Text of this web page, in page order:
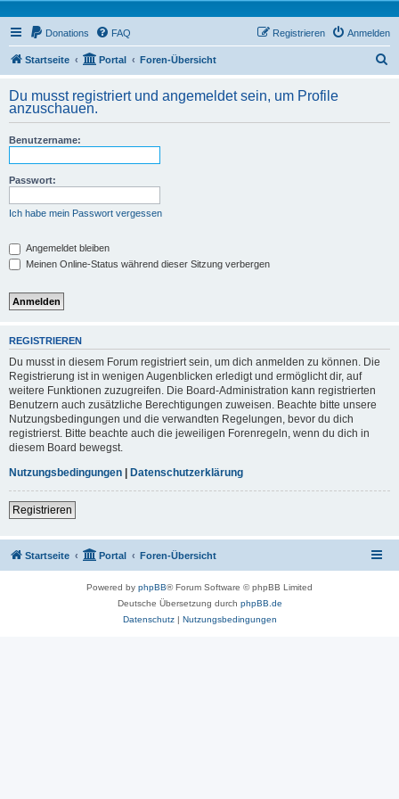
Donations FAQ Anmelden
Registrieren
Startseite Portal Foren-Übersicht
h
Du musst registriert und angemeldet sein, um Profile
anzuschauen.
Benutzername:
Passwort:
Ich habe mein Passwort vergessen
Angemeldet bleiben
Meinen Online-Status während dieser Sitzung verbergen
REGISTRIEREN
Du musst in diesem Forum registriert sein, um dich anmelden zu können. Die
Registrierung ist in wenigen Augenblicken erledigt und ermöglicht dir, auf
weitere Funktionen zuzugreifen. Die Board-Administration kann registrierten
Benutzern auch zusätzliche Berechtigungen zuweisen. Beachte bitte unsere
Nutzungsbedingungen und die verwandten Regelungen, bevor du dich
registrierst. Bitte beachte auch die jeweiligen Forenregeln, wenn du dich in
diesem Board bewegst.
Nutzungsbedingungen | Datenschutzerklärung
Registrieren
Startseite Portal Foren-Übersicht
Powered by phpBB® Forum Software © phpBB Limited
Deutsche Übersetzung durch phpBB.de
Datenschutz| Nutzungsbedingungen